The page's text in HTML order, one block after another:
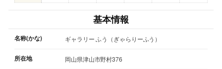
基本情報
名称(かな) ギャラリー ふう（ぎゃらりーふう）
所在地 岡山県津山市野村376